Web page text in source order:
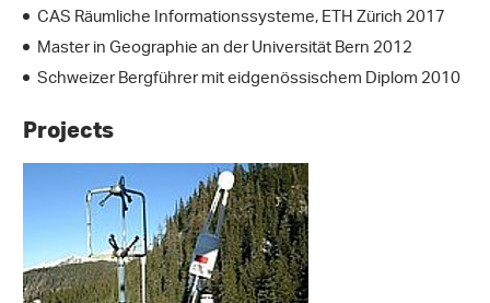
CAS Räumliche Informationssysteme, ETH Zürich 2017
Master in Geographie an der Universität Bern 2012
Schweizer Bergführer mit eidgenössischem Diplom 2010
Projects